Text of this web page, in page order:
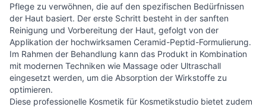
Pflege zu verwöhnen, die auf den spezifischen Bedürfnissen
der Haut basiert. Der erste Schritt besteht in der sanften
Reinigung und Vorbereitung der Haut, gefolgt von der
Applikation der hochwirksamen Ceramid-Peptid-Formulierung.
Im Rahmen der Behandlung kann das Produkt in Kombination
mit modernen Techniken wie Massage oder Ultraschall
eingesetzt werden, um die Absorption der Wirkstoffe zu
optimieren.
Diese professionelle Kosmetik für Kosmetikstudio bietet zudem